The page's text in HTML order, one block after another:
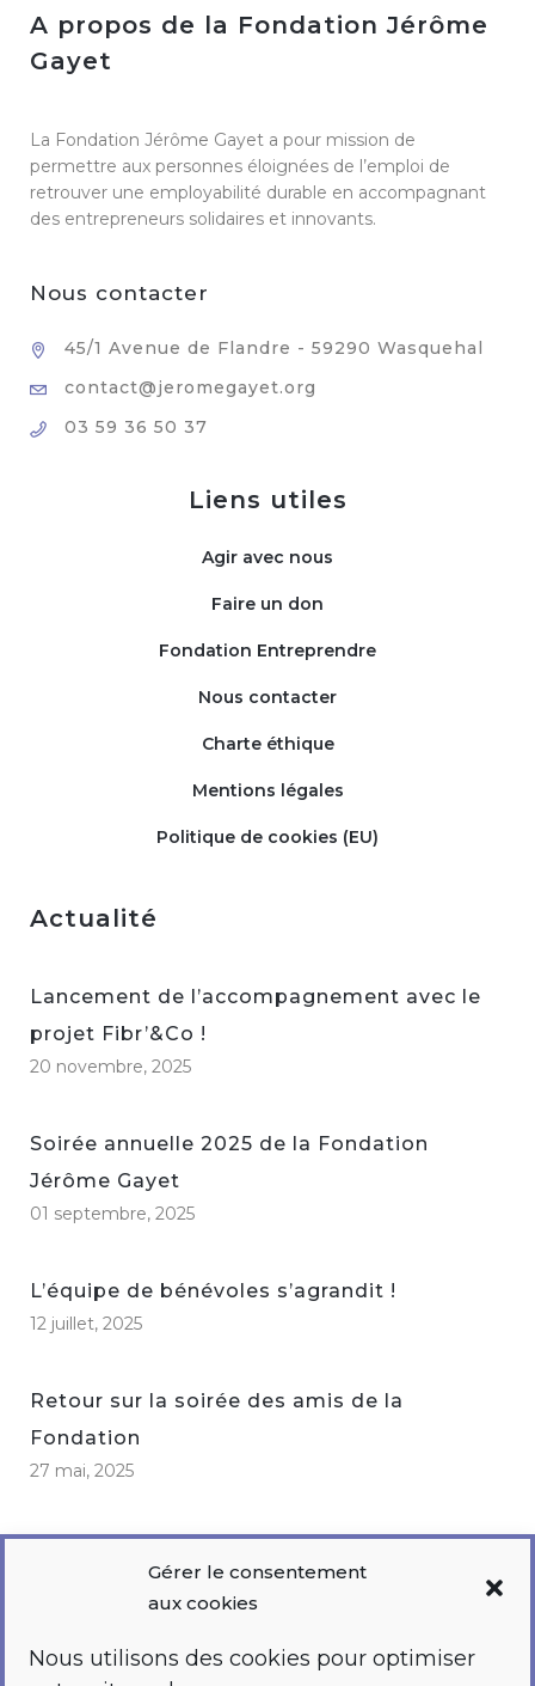
Gérer le consentement
aux cookies
Nous utilisons des cookies pour optimiser
A propos de la Fondation Jérôme
Gayet
La Fondation Jérôme Gayet a pour mission de
permettre aux personnes éloignées de l’emploi de
retrouver une employabilité durable en accompagnant
des entrepreneurs solidaires et innovants.
Nous contacter
45/1 Avenue de Flandre - 59290 Wasquehal
contact@jeromegayet.org
03 59 36 50 37
Liens utiles
Agir avec nous
Faire un don
Fondation Entreprendre
Nous contacter
Charte éthique
Mentions légales
Politique de cookies (EU)
Actualité
Lancement de l’accompagnement avec le
projet Fibr’&Co !
20 novembre, 2025
Soirée annuelle 2025 de la Fondation
Jérôme Gayet
01 septembre, 2025
L’équipe de bénévoles s’agrandit !
12 juillet, 2025
Retour sur la soirée des amis de la
Fondation
27 mai, 2025